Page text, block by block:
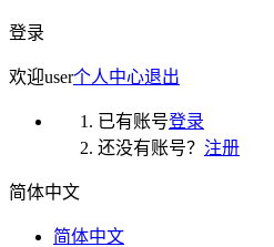
登录
欢迎user个人中心退出
已有账号登录
还没有账号？ 注册
简体中文
简体中文